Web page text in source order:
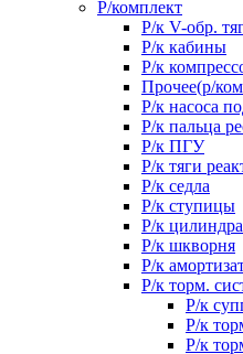
Р/комплект
Р/к V-обр.
Р/к кабины
Р/к
Прочее(р/
Р/к насоса
Р/к пальца
Р/к ПГУ
Р/к тяги
Р/к седла
Р/к ступицы
Р/к
Р/к шкворня
Р/к
Р/к торм.
Р/к
Р/к
Р/к